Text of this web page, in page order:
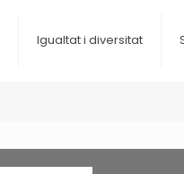
Igualtat i diversitat